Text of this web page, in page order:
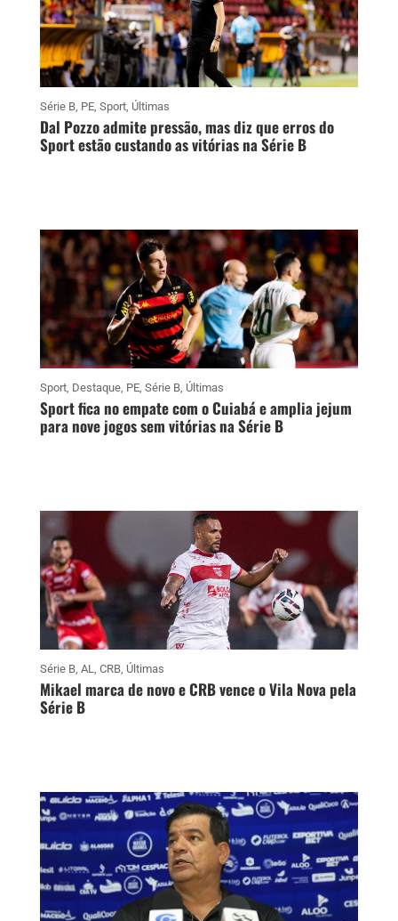
Série B, PE, Sport, Últimas
Dal Pozzo admite pressão, mas diz que erros do
Sport estão custando as vitórias na Série B
Sport, Destaque, PE, Série B, Últimas
Sport fica no empate com o Cuiabá e amplia jejum
para nove jogos sem vitórias na Série B
Série B, AL, CRB, Últimas
Mikael marca de novo e CRB vence o Vila Nova pela
Série B